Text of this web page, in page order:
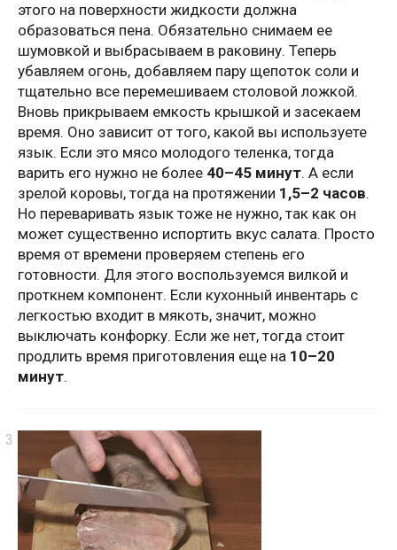
этого на поверхности жидкости должна
образоваться пена. Обязательно снимаем ее
шумовкой и выбрасываем в раковину. Теперь
убавляем огонь, добавляем пару щепоток соли и
тщательно все перемешиваем столовой ложкой.
Вновь прикрываем емкость крышкой и засекаем
время. Оно зависит от того, какой вы используете
язык. Если это мясо молодого теленка, тогда
варить его нужно не более 40–45 минут. А если
зрелой коровы, тогда на протяжении 1,5–2 часов.
Но переваривать язык тоже не нужно, так как он
может существенно испортить вкус салата. Просто
время от времени проверяем степень его
готовности. Для этого воспользуемся вилкой и
проткнем компонент. Если кухонный инвентарь с
легкостью входит в мякоть, значит, можно
выключать конфорку. Если же нет, тогда стоит
продлить время приготовления еще на 10–20
минут.